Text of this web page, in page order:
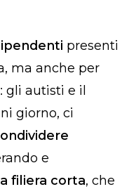
presenti
ma anche per
: gli autisti e il
giorno, ci
e
filiera corta, che